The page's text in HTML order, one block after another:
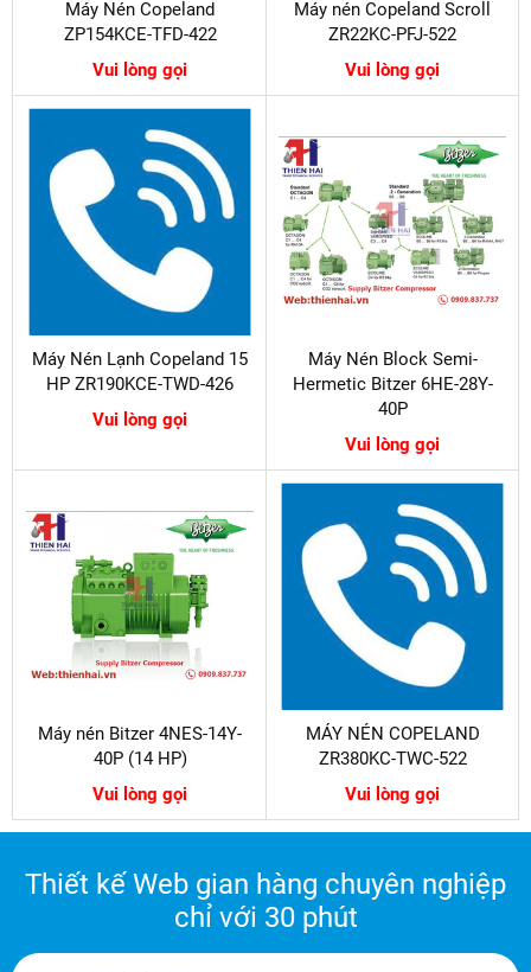
Máy Nén Copeland
ZP154KCE-TFD-422
Vui lòng gọi
Máy nén Copeland Scroll
ZR22KC-PFJ-522
Vui lòng gọi
Máy Nén Lạnh Copeland 15
HP ZR190KCE-TWD-426
Vui lòng gọi
Máy Nén Block Semi-
Hermetic Bitzer 6HE-28Y-
40P
Vui lòng gọi
Máy nén Bitzer 4NES-14Y-
40P (14 HP)
Vui lòng gọi
MÁY NÉN COPELAND
ZR380KC-TWC-522
Vui lòng gọi
Thiết kế Web gian hàng chuyên nghiệp
chỉ với 30 phút